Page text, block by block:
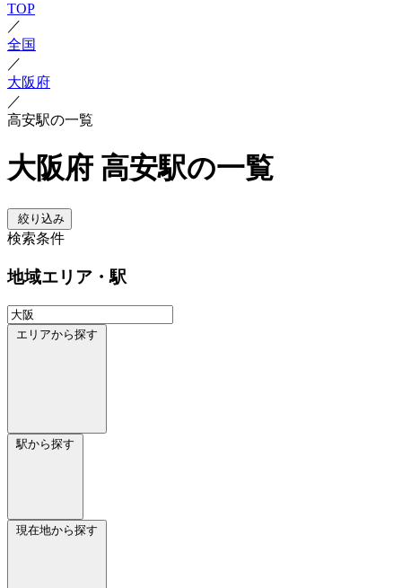
TOP
／
全国
／
大阪府
／
高安駅の一覧
大阪府 高安駅の一覧
絞り込み
検索条件
地域エリア・駅
エリアから探す
駅から探す
現在地から探す